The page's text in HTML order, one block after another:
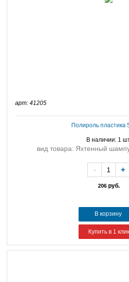
арт: 41205
Полироль пластика
В наличии: 1
вид товара: Яхтенный
206руб.
- +
В корзину
Купить в 1 клик